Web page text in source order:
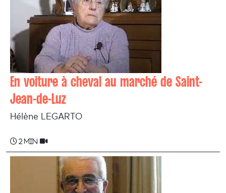
En voiture à cheval au marché de Saint-
Jean-de-Luz
Hélène LEGARTO
2 min